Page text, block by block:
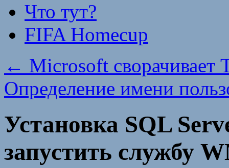
Что тут?
FIFA Homecup
← Microsoft сворачивает
Определение имени
Установка SQL
запустить службу